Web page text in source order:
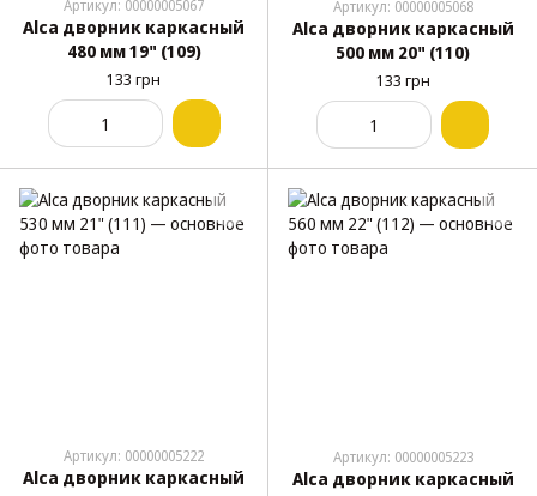
Артикул: 00000005067
Alca дворник каркасный
480 мм 19" (109)
133 грн
Артикул: 00000005068
Alca дворник каркасный
500 мм 20" (110)
133 грн
Артикул: 00000005222
Alca дворник каркасный
Артикул: 00000005223
Alca дворник каркасный